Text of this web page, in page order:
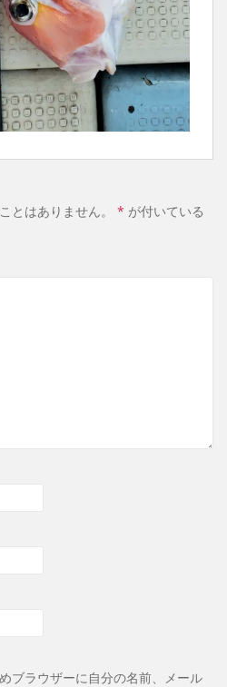
とはありません。
* が付いている
ブラウザーに自分の名前、メール